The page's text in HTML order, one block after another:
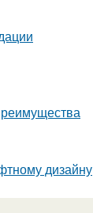
дизайну